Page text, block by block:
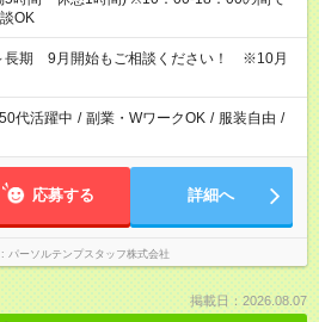
OK
長期 9月開始もご相談ください！ ※10月
代活躍中 / 副業・WワークOK / 服装自由 /
応募する 詳細へ
パーソルテンプスタッフ株式会社
掲載日：2026.08.07